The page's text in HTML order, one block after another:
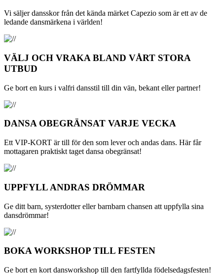
Vi säljer dansskor från det kända märket Capezio som är ett av de
ledande dansmärkena i världen!
VÄLJ OCH VRAKA BLAND VÅRT STORA
UTBUD
Ge bort en kurs i valfri dansstil till din vän, bekant eller partner!
DANSA OBEGRÄNSAT VARJE VECKA
Ett VIP-KORT är till för den som lever och andas dans. Här får
mottagaren praktiskt taget dansa obegränsat!
UPPFYLL ANDRAS DRÖMMAR
Ge ditt barn, systerdotter eller barnbarn chansen att uppfylla sina
dansdrömmar!
BOKA WORKSHOP TILL FESTEN
Ge bort en kort dansworkshop till den fartfyllda födelsedagsfesten!